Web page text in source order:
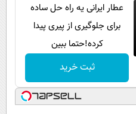
عطار ایرانی یه راه حل ساده
برای جلوگیری از پیری پیدا
کرده!حتما ببین
ثبت خرید